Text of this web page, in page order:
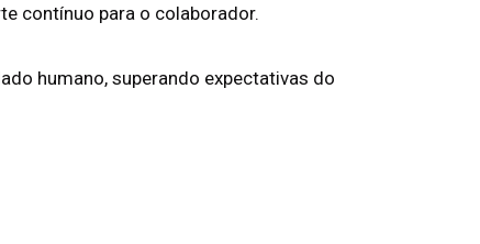
contínuo para o colaborador.
humano, superando expectativas do